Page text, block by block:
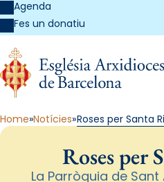
Agenda
Fes un donatiu
Home Notícies Roses per Santa
Roses per
La Parròquia de